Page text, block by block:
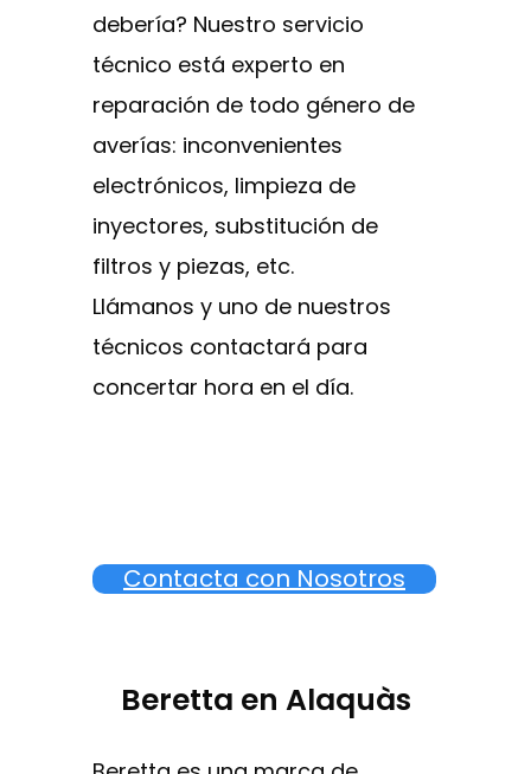
debería? Nuestro servicio
técnico está experto en
reparación de todo género de
averías: inconvenientes
electrónicos, limpieza de
inyectores, substitución de
filtros y piezas, etc.
Llámanos y uno de nuestros
técnicos contactará para
concertar hora en el día.
Contacta con Nosotros
Beretta en Alaquàs